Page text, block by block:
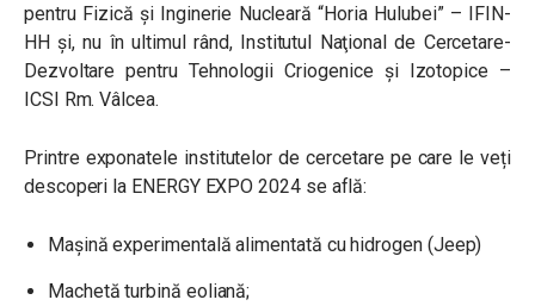
pentru Fizică și Inginerie Nucleară “Horia Hulubei” – IFIN-
HH și, nu în ultimul rând, Institutul Naţional de Cercetare-
Dezvoltare pentru Tehnologii Criogenice şi Izotopice –
ICSI Rm. Vâlcea.
Printre exponatele institutelor de cercetare pe care le veți
descoperi la ENERGY EXPO 2024 se află:
Mașină experimentală alimentată cu hidrogen (Jeep)
Machetă turbină eoliană;